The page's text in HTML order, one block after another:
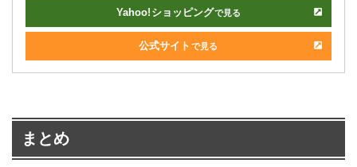
Yahoo! ショッピングで見る
公式サイト で見る
まとめ